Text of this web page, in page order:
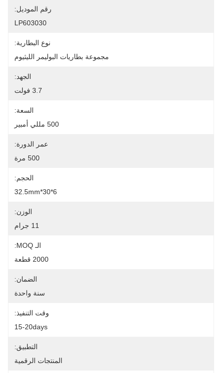
رقم الموديل:
LP603030
نوع البطارية:
مجموعة بطاريات البوليمر الليثيوم
الجهد:
3.7 فولت
السعة:
500 مللي أمبير
عمر الدورة:
500 مرة
الحجم:
6*30*32.5mm
الوزن:
11 جرام
الـ MOQ:
2000 قطعة
الضمان:
سنة واحدة
وقت التنفيذ:
15-20days
التطبيق:
المنتجات الرقمية